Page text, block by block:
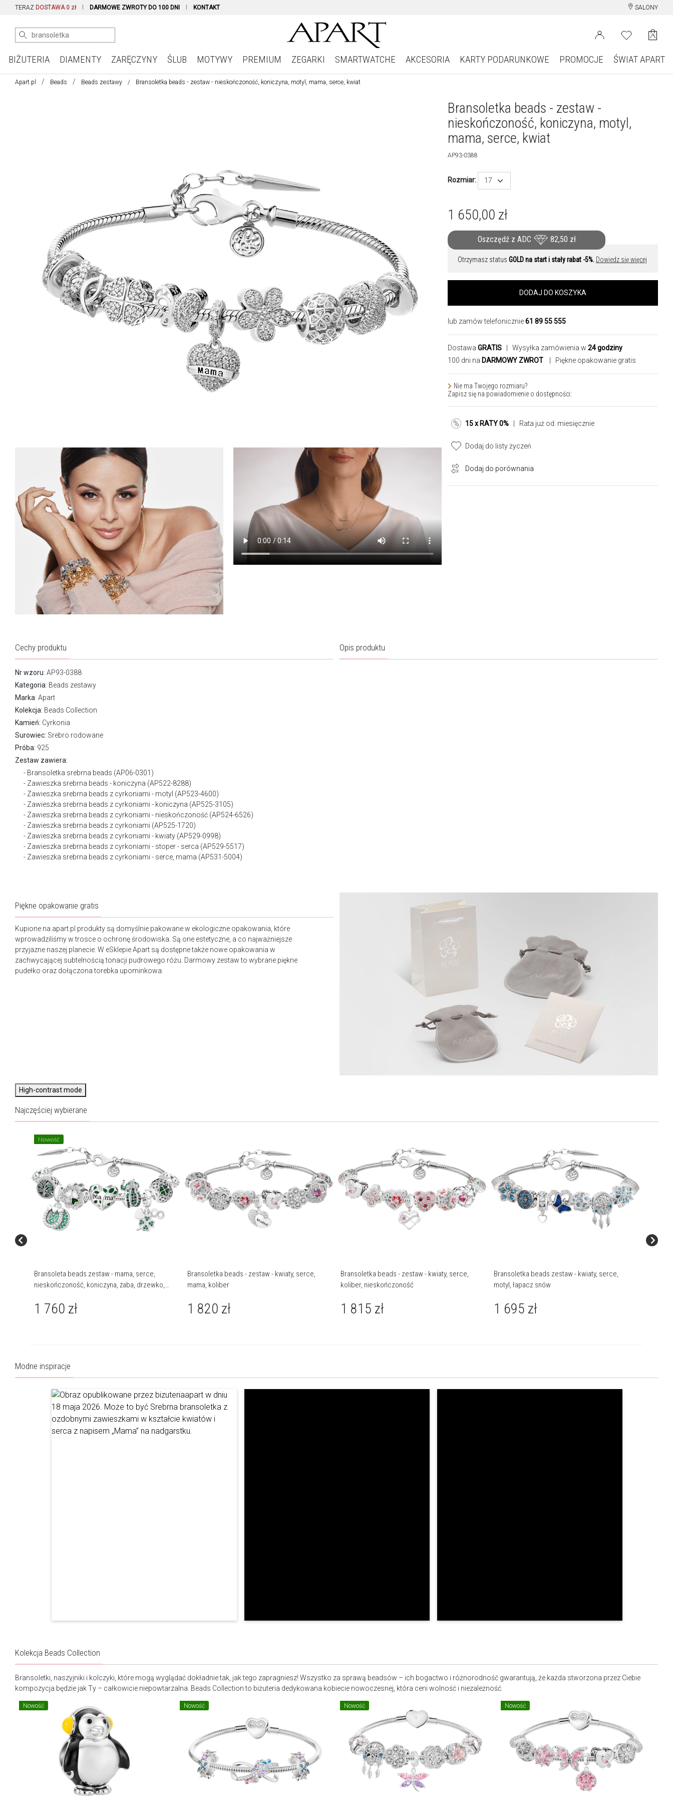
TERAZ DOSTAWA 0 zł DARMOWE ZWROTY DO 100 DNI KONTAKT SALONY
BIŻUTERIA DIAMENTY ZARĘCZYNY ŚLUB MOTYWY PREMIUM ZEGARKI SMARTWATCHE AKCESORIA KARTY PODARUNKOWE PROMOCJE ŚWIAT APART
Apart.pl Beads Beads zestawy Bransoletka beads - zestaw - nieskończoność, koniczyna, motyl, mama, serce, kwiat
Bransoletka beads - zestaw -
nieskończoność, koniczyna, motyl,
mama, serce, kwiat
AP93-0388
Rozmiar: 17
1 650,00 zł
Oszczędź z ADC 82,50 zł
Otrzymasz status GOLD na start i stały rabat -5%. Dowiedz się więcej
DODAJ DO KOSZYKA
lub zamów telefonicznie61 89 55 555
Dostawa GRATIS | Wysyłka zamówienia w 24 godziny
100 dni na DARMOWY ZWROT | Piękne opakowanie gratis
Nie ma Twojego rozmiaru?
Zapisz się na powiadomienie o dostępności:
15 x RATY 0% | Rata już od: miesięcznie
Dodaj do listy życzeń
Dodaj do porównania
Cechy produktu
Nr wzoru: AP93-0388
Kategoria: Beads zestawy
Marka: Apart
Kolekcja: Beads Collection
Kamień: Cyrkonia
Surowiec: Srebro rodowane
Próba: 925
Zestaw zawiera:
Bransoletka srebrna beads (AP06-0301)
Zawieszka srebrna beads - koniczyna (AP522-8288)
Zawieszka srebrna beads z cyrkoniami - motyl (AP523-4600)
Zawieszka srebrna beads z cyrkoniami - koniczyna (AP525-3105)
Zawieszka srebrna beads z cyrkoniami - nieskończoność (AP524-6526)
Zawieszka srebrna beads z cyrkoniami (AP525-1720)
Zawieszka srebrna beads z cyrkoniami - kwiaty (AP529-0998)
Zawieszka srebrna beads z cyrkoniami - stoper - serca (AP529-5517)
Zawieszka srebrna beads z cyrkoniami - serce, mama (AP531-5004)
Opis produktu
Piękne opakowanie gratis
Kupione na apart.pl produkty są domyślnie pakowane w ekologiczne opakowania, które
wprowadziliśmy w trosce o ochronę środowiska. Są one estetyczne, a co najważniejsze
przyjazne naszej planecie. W eSklepie Apart są dostępne także nowe opakowania w
zachwycającej subtelnością tonacji pudrowego różu. Darmowy zestaw to wybrane piękne
pudełko oraz dołączona torebka upominkowa.
High-contrast mode
Najczęściej wybierane
Nowość
Bransoleta beads zestaw - mama, serce,
nieskończoność, koniczyna, żaba, drzewko,
1 760 zł
Bransoletka beads - zestaw - kwiaty, serce,
mama, koliber
1 820 zł
Bransoletka beads - zestaw - kwiaty, serce,
koliber, nieskończoność
1 815 zł
Bransoletka beads zestaw - kwiaty, serce,
motyl, łapacz snów
1 695 zł
Modne inspiracje
Kolekcja Beads Collection
Bransoletki, naszyjniki i kolczyki, które mogą wyglądać dokładnie tak, jak tego zapragniesz! Wszystko za sprawą beadsów – ich bogactwo i różnorodność gwarantują, że każda stworzona przez Ciebie
kompozycja będzie jak Ty – całkowicie niepowtarzalna. Beads Collection to biżuteria dedykowana kobiecie nowoczesnej, która ceni wolność i niezależność.
Nowość Nowość Nowość Nowość